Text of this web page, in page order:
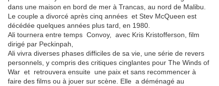
dans une maison en bord de mer à Trancas, au nord de Malibu.
Le couple a divorcé après cinq années et Stev McQueen est
décédée quelques années plus tard, en 1980.
Ali tournera entre temps Convoy, avec Kris Kristofferson, film
dirigé par Peckinpah,
Ali vivra diverses phases difficiles de sa vie, une série de revers
personnels, y compris des critiques cinglantes pour The Winds of
War et retrouvera ensuite une paix et sans recommencer à
faire des films ou à jouer sur scène. Elle a déménagé au